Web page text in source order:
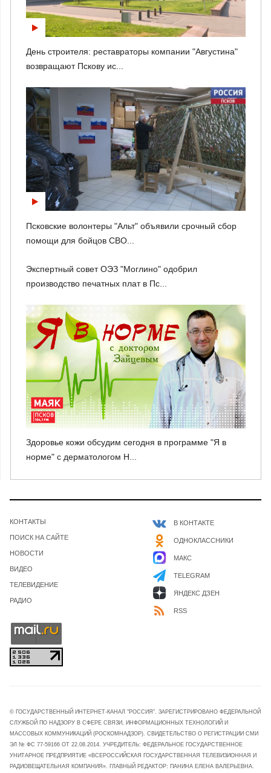
День строителя: реставраторы компании "Августина"
возвращают Пскову ис...
Псковские волонтеры "Альт" объявили срочный сбор
помощи для бойцов СВО...
Экспертный совет ОЭЗ "Моглино" одобрил
производство печатных плат в Пс...
Здоровье кожи обсудим сегодня в программе "Я в
норме" с дерматологом Н...
КОНТАКТЫ
ПОИСК НА САЙТЕ
НОВОСТИ
ВИДЕО
ТЕЛЕВИДЕНИЕ
РАДИО
В КОНТАКТЕ
ОДНОКЛАССНИКИ
МАКС
TELEGRAM
ЯНДЕКС ДЗЕН
RSS
© ГОСУДАРСТВЕННЫЙ ИНТЕРНЕТ-КАНАЛ "РОССИЯ". ЗАРЕГИСТРИРОВАНО ФЕДЕРАЛЬНОЙ
СЛУЖБОЙ ПО НАДЗОРУ В СФЕРЕ СВЯЗИ, ИНФОРМАЦИОННЫХ ТЕХНОЛОГИЙ И
МАССОВЫХ КОММУНИКАЦИЙ (РОСКОМНАДЗОР). СВИДЕТЕЛЬСТВО О РЕГИСТРАЦИИ СМИ
ЭЛ № ФС 77-59166 ОТ 22.08.2014. УЧРЕДИТЕЛЬ: ФЕДЕРАЛЬНОЕ ГОСУДАРСТВЕННОЕ
УНИТАРНОЕ ПРЕДПРИЯТИЕ «ВСЕРОССИЙСКАЯ ГОСУДАРСТВЕННАЯ ТЕЛЕВИЗИОННАЯ И
РАДИОВЕЩАТЕЛЬНАЯ КОМПАНИЯ». ГЛАВНЫЙ РЕДАКТОР: ПАНИНА ЕЛЕНА ВАЛЕРЬЕВНА.